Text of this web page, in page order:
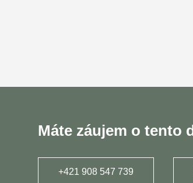
Máte záujem o tento
+421 908 547 739